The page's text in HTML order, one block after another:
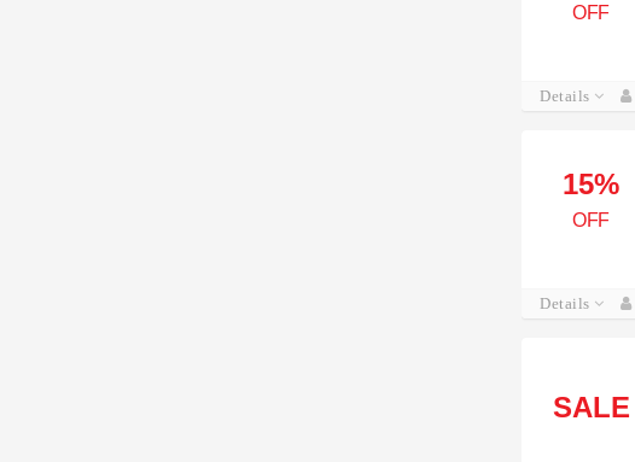
OFF
Details
15%
OFF
Details
SALE